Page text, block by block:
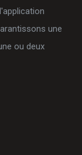
une
ou deux